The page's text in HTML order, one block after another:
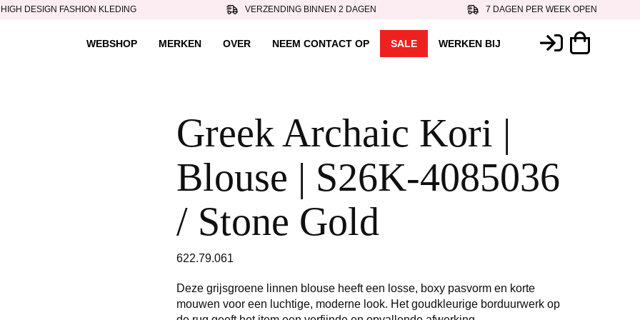
HIGH DESIGN FASHION KLEDING VERZENDING BINNEN 2 DAGEN 7 DAGEN PER WEEK OPEN
WEBSHOP MERKEN OVER NEEM CONTACT OP SALE WERKEN BIJ
Greek Archaic Kori |
Blouse | S26K-4085036
/ Stone Gold
622.79.061
Deze grijsgroene linnen blouse heeft een losse, boxy pasvorm en korte
mouwen voor een luchtige, moderne look. Het goudkleurige borduurwerk op